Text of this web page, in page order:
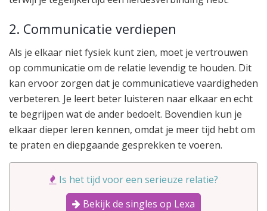
2. Communicatie verdiepen
Als je elkaar niet fysiek kunt zien, moet je vertrouwen
op communicatie om de relatie levendig te houden. Dit
kan ervoor zorgen dat je communicatieve vaardigheden
verbeteren. Je leert beter luisteren naar elkaar en echt
te begrijpen wat de ander bedoelt. Bovendien kun je
elkaar dieper leren kennen, omdat je meer tijd hebt om
te praten en diepgaande gesprekken te voeren.
Is het tijd voor een serieuze relatie?
Bekijk de singles op Lexa